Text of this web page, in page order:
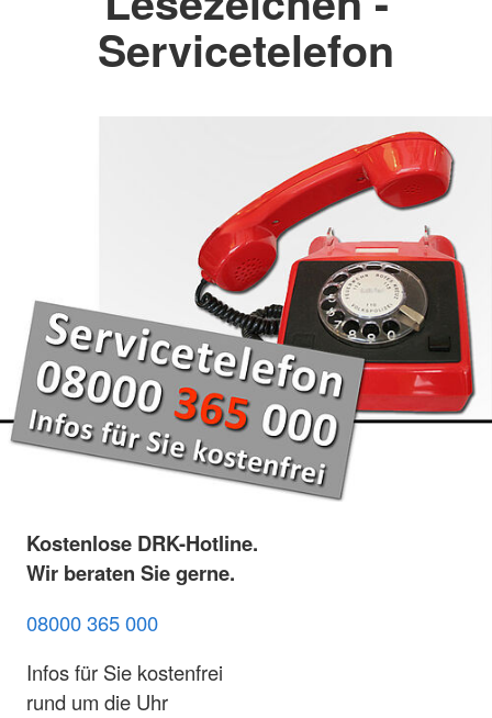
Servicetelefon
Kostenlose DRK-Hotline.
Wir beraten Sie gerne.
08000 365 000
Infos für Sie kostenfrei
rund um die Uhr